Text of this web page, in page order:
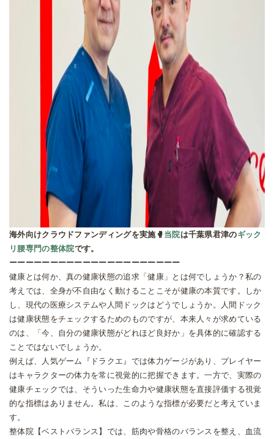
海外向けクラウドファンディングを実施🥊当院は千葉県君津のギック
リ腰専門の整体院です。
ーーーーーーーーーーーーーーーーーーーーー
健康とは何か、真の健康状態の追求「健康」とは何でしょうか？私の
考えでは、全身が不自由なく動けることこそが健康の本質です。しか
し、現代の医療システムや人間ドックはどうでしょうか。人間ドック
は健康状態をチェックするためのものですが、本来人々が求めている
のは、「今、自分の健康状態がどれほど良好か」を具体的に確認する
ことではないでしょうか。
例えば、人気ゲーム『ドラクエ』では体力ゲージがあり、プレイヤー
はキャラクターの体力を常に視覚的に把握できます。一方で、実際の
健康チェックでは、そういった生命力や健康状態を直接評価する視覚
的な指標はありません。私は、このような指標が必要だと考えていま
す。
整体院【ベストバランス】では、筋肉や骨格のバランスを整え、血流